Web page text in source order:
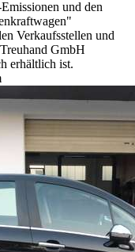
und den
Verkaufsstellen und
GmbH
erhältlich ist.